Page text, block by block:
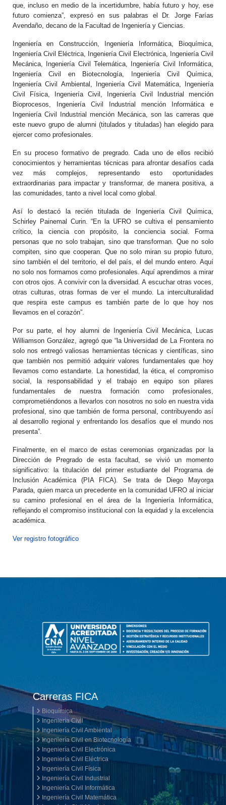
que, incluso en medio de la incertidumbre, había futuro y hoy, ese
futuro comienza”, expresó en sus palabras el Dr. Jorge Farías
Avendaño, decano de la Facultad de Ingeniería y Ciencias.
Ingeniería en Construcción, Ingeniería Informática, Bioquímica,
Ingeniería Civil Eléctrica, Ingeniería Civil Electrónica, Ingeniería Civil
Mecánica, Ingeniería Civil Telemática, Ingeniería Civil Informática,
Ingeniería Civil en Biotecnología, Ingeniería Civil Química,
Ingeniería Civil Ambiental, Ingeniería Civil Matemática, Ingeniería
Civil Física, Ingeniería Civil, Ingeniería Civil Industrial mención
Bioprocesos, Ingeniería Civil Industrial mención Informática e
Ingeniería Civil Industrial mención Mecánica, son las carreras que
este nuevo grupo de alumni (titulados y tituladas) han elegido para
ejercer como profesionales.
En su proceso formativo de pregrado. Cada uno de ellos recibió
conocimientos y herramientas técnicas para afrontar desafíos cada
vez más complejos, representando esto oportunidades
extraordinarias para impactar y transformar, de manera positiva, a
las comunidades, tanto a nivel local como global.
Así lo destacó la recién titulada de Ingeniería Civil Química,
Schirley Painemal Curin. “En la UFRO se cultiva el pensamiento
crítico, la ciencia con propósito, la conciencia social. Forma
personas que no solo trabajan, sino que transforman. Que no solo
compiten, sino que cooperan. Que no solo miran su propio futuro,
sino también el del territorio, el del país, el del mundo entero. Aquí
no solo nos formamos como profesionales. Aquí aprendimos a mirar
con otros ojos. A convivir con la diversidad. A escuchar otras voces,
otras culturas, otras formas de ver el mundo. La interculturalidad
que respira este campus es también parte de lo que hoy nos
llevamos en el corazón”.
Por su parte, el hoy alumni de Ingeniería Civil Mecánica, Lucas
Williamson González, agregó que “la Universidad de La Frontera no
solo nos entregó valiosas herramientas técnicas y científicas, sino
que también nos permitió adquirir valores fundamentales que hoy
llevamos como estandarte. La honestidad, la ética, el compromiso
social, la responsabilidad y el trabajo en equipo son pilares
fundamentales de nuestra formación como profesionales,
comprometiéndonos a llevarlos con nosotros no solo en nuestra vida
profesional, sino que también de forma personal, contribuyendo así
al desarrollo regional y enfrentando los desafíos que el mundo nos
presenta”.
Finalmente, en el marco de estas ceremonias organizadas por la
Dirección de Pregrado de esta facultad, se vivió un momento
significativo: la titulación del primer estudiante del Programa de
Inclusión Académica (PIA FICA). Se trata de Diego Mayorga
Parada, quien marca un precedente en la comunidad UFRO al iniciar
su camino profesional en el área de la Ingeniería Informática,
reflejando el compromiso institucional con la equidad y la excelencia
académica.
Ver registro fotográfico
Carreras FICA
Bioquímica
Ingeniería Civil
Ingeniería Civil Ambiental
Ingeniería Civil en Biotecnología
Ingeniería Civil Electrónica
Ingeniería Civil Eléctrica
Ingeniería Civil Física
Ingeniería Civil Industrial
Ingeniería Civil Informática
Ingeniería Civil Matemática